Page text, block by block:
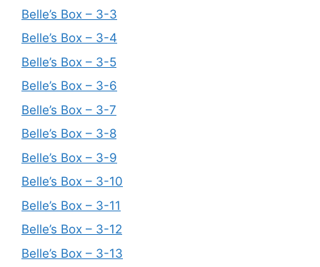
Belle’s Box – 3-3
Belle’s Box – 3-4
Belle’s Box – 3-5
Belle’s Box – 3-6
Belle’s Box – 3-7
Belle’s Box – 3-8
Belle’s Box – 3-9
Belle’s Box – 3-10
Belle’s Box – 3-11
Belle’s Box – 3-12
Belle’s Box – 3-13